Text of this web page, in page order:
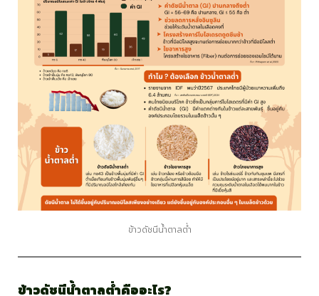
ข้าวดัชนีน้ำตาลต่ำ
ข้าวดัชนีน้ำตาลต่ำคืออะไร?